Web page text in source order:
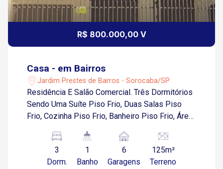
R$ 800.000,00 V
Casa - em Bairros
Jardim Prestes de Barros - Sorocaba/SP
Residência E Salão Comercial. Três Dormitórios
Sendo Uma Suíte Piso Frio, Duas Salas Piso
Frio, Cozinha Piso Frio, Banheiro Piso Frio, Área
Duas Vagas Cobertas, Quintal Pequeno Piso
Cimento, Terraço C/ Churrasqueira. Salão
Comercial Com Depósito E Um Banheiro Com
3
Dorm.
1
Banho
6
Garagens
125m²
Terreno